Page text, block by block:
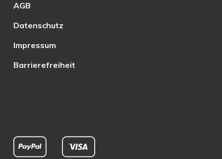
AGB
Datenschutz
Impressum
Barrierefreiheit